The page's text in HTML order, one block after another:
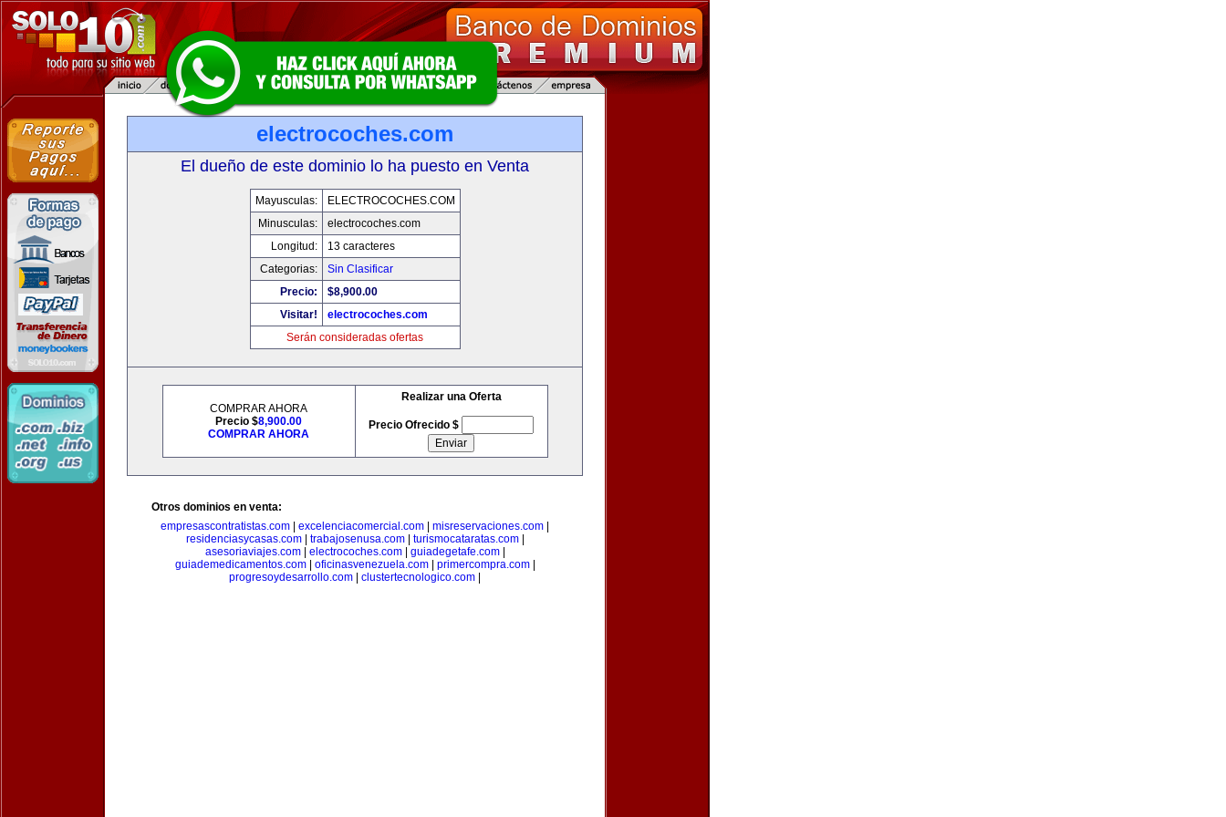
electrocoches.com
El dueño de este dominio lo ha puesto en Venta
Mayusculas:
ELECTROCOCHES.COM
Minusculas:
electrocoches.com
Longitud:
13 caracteres
Categorias:
Sin Clasificar
Precio:
$8,900.00
Visitar!
electrocoches.com
Serán consideradas ofertas
COMPRAR AHORA
Precio $8,900.00
COMPRAR AHORA
Realizar una Oferta
Precio Ofrecido $
Otros dominios en venta:
empresascontratistas.com
excelenciacomercial.com misreservaciones.com
residenciasycasas.com| trabajosenusa.com| turismocataratas.com|
asesoriaviajes.com| electrocoches.com| guiadegetafe.com|
guiademedicamentos.com| oficinasvenezuela.com| primercompra.com|
progresoydesarrollo.com
clustertecnologico.com